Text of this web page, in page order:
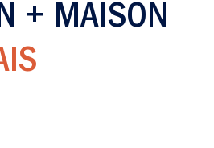
+ MAISON